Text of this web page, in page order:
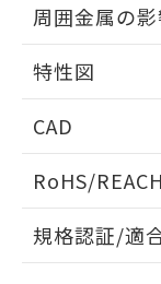
相互干渉
A: 350mm以上、
周囲金属の
周囲金属の影響
特性図
検出物体の大きさ
CAD
ドすること
RoHS/
EU RoHS 注意
規格認証/適
荷製品
欄に対応
既に当社
している
り、2022